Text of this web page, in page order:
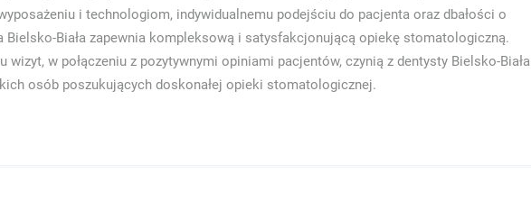
i technologiom, indywidualnemu podejściu do pacjenta oraz dbałości o
Bielsko-Biała zapewnia kompleksową i satysfakcjonującą opiekę stomatologiczną.
wizyt, w połączeniu z pozytywnymi opiniami pacjentów, czynią z dentysty Bielsko-Biała
osób poszukujących doskonałej opieki stomatologicznej.